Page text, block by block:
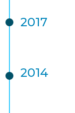
2017
2014